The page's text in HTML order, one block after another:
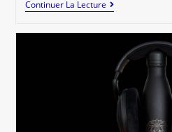
Continuer La LectureL’utilité
D’un
Pour
Votre
Smartphone